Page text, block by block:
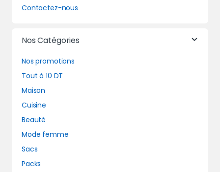
Contactez-nous
Nos Catégories
Nos promotions
Tout à 10 DT
Maison
Cuisine
Beauté
Mode femme
Sacs
Packs